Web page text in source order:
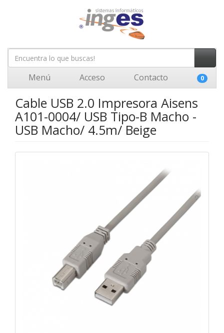
Menú Acceso Contacto 0
Cable USB 2.0 Impresora Aisens
A101-0004/ USB Tipo-B Macho -
USB Macho/ 4.5m/ Beige